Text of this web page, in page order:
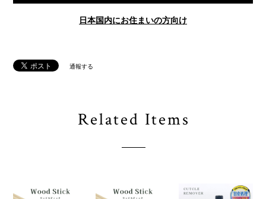
日本国内にお住まいの方向け
通報する
Related Items